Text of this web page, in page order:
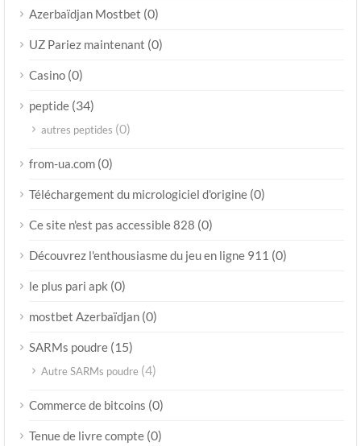
Azerbaïdjan Mostbet (0)
UZ Pariez maintenant (0)
Casino (0)
peptide (34)
autres peptides (0)
from-ua.com (0)
Téléchargement du micrologiciel d'origine (0)
Ce site n'est pas accessible 828 (0)
Découvrez l'enthousiasme du jeu en ligne 911 (0)
le plus pari apk (0)
mostbet Azerbaïdjan (0)
SARMs poudre (15)
Autre SARMs poudre (4)
Commerce de bitcoins (0)
Tenue de livre compte (0)